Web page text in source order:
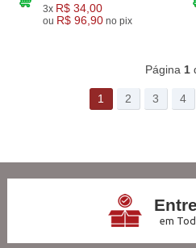
3x R$ 34,00
ou R$ 96,90 no pix
Página 1
1 2 3 4
em